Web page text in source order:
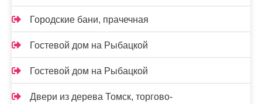
Городские бани, прачечная
Гостевой дом на Рыбацкой
Гостевой дом на Рыбацкой
Двери из дерева Томск, торгово-